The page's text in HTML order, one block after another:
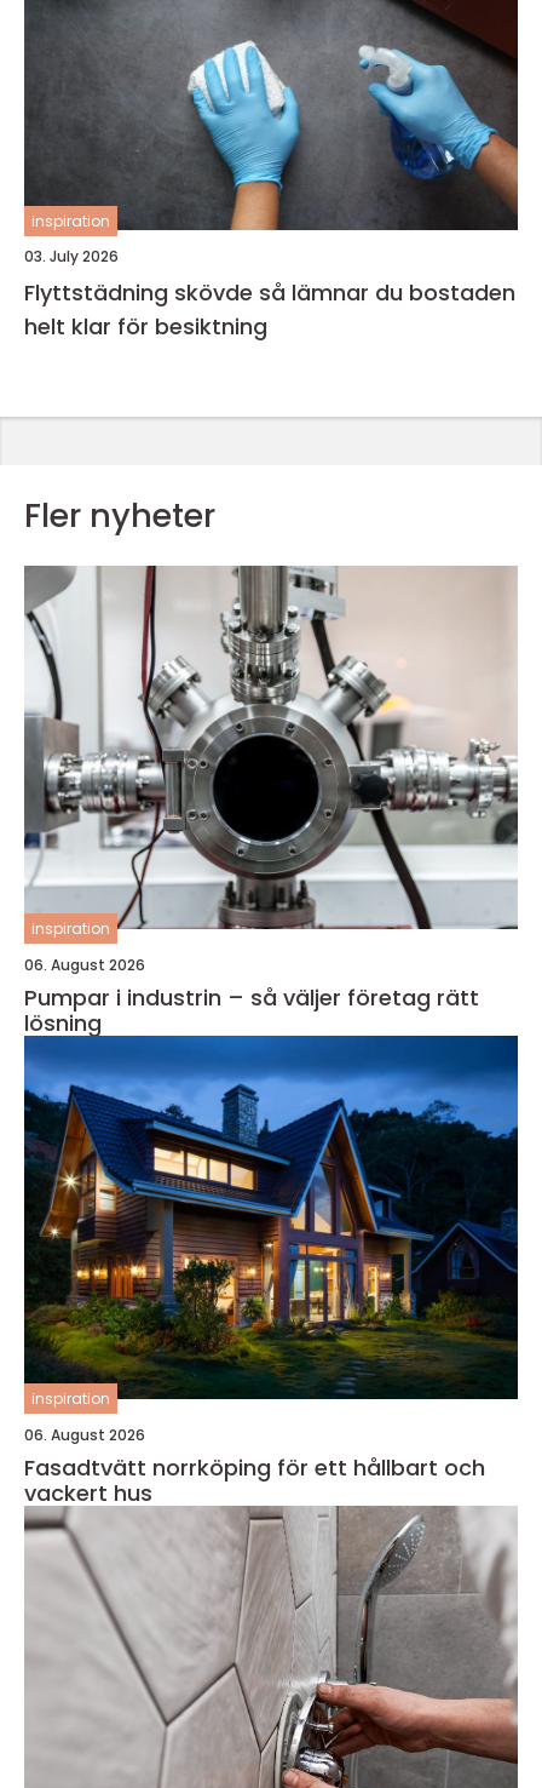
inspiration
03. July 2026
Flyttstädning skövde så lämnar du bostaden
helt klar för besiktning
Fler nyheter
inspiration
06. August 2026
Pumpar i industrin – så väljer företag rätt
lösning
inspiration
06. August 2026
Fasadtvätt norrköping för ett hållbart och
vackert hus